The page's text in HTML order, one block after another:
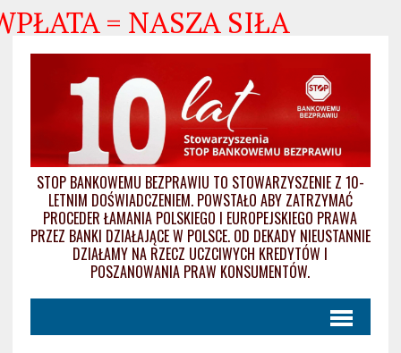
= NASZA SIŁA
STOP BANKOWEMU BEZPRAWIU TO STOWARZYSZENIE Z 10-
LETNIM DOŚWIADCZENIEM. POWSTAŁO ABY ZATRZYMAĆ
PROCEDER ŁAMANIA POLSKIEGO I EUROPEJSKIEGO PRAWA
PRZEZ BANKI DZIAŁAJĄCE W POLSCE. OD DEKADY NIEUSTANNIE
DZIAŁAMY NA RZECZ UCZCIWYCH KREDYTÓW I
POSZANOWANIA PRAW KONSUMENTÓW.